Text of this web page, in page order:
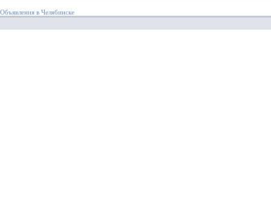
Объявления в Челябинске